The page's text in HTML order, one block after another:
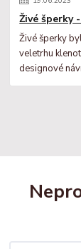
Živé šperky
Živé šperky
veletrhu
designové